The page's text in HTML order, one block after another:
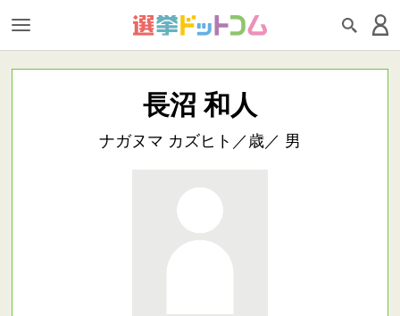
長沼 和人
ナガヌマ カズヒト／歳／ 男